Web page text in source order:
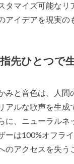
タマイズ可能なリ
アイデアを現実の
指先ひとつで
みと音色は、人間
アルな歌声を生成
に、ニューラル
ーは100%オフラ
のアクセスを失う